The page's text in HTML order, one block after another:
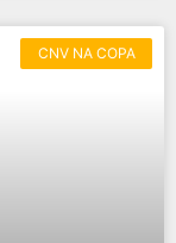
CNV NA COPA